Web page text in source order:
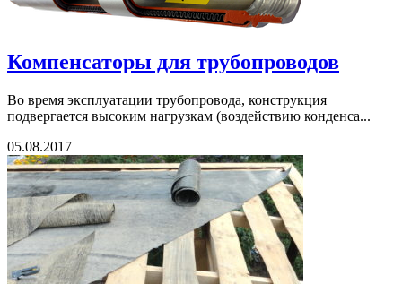
Компенсаторы для трубопроводов
Во время эксплуатации трубопровода, конструкция
подвергается высоким нагрузкам (воздействию конденса...
05.08.2017